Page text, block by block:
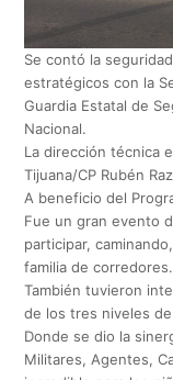
Se contó la
estratégicos con la
Guardia Estatal de
Nacional.
La dirección técnica
Tijuana/CP Rubén
A beneficio del
Fue un gran evento
participar,
familia de corredores.
También tuvieron
de los tres niveles
Donde se dio la
Militares, Agentes,